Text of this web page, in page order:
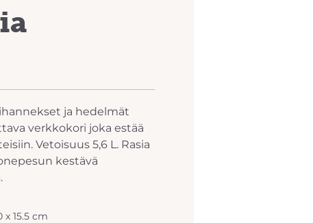
ja hedelmät
verkkokori joka estää
Vetoisuus 5,6 L. Rasia
kestävä
x 15.5 cm